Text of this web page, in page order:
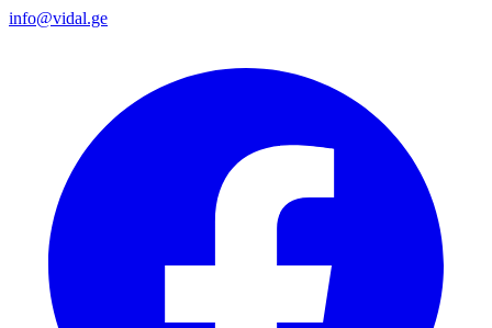
info@vidal.ge